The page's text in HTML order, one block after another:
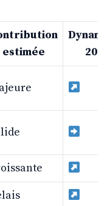
estimée
2026